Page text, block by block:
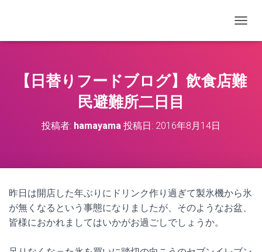
【日替りフードブログ】飲食店難
民避難所二日目
投稿者: hamayama 投稿日: 2016年8月14日
昨日は開店した年ぶりにドリンク作り過ぎて製氷機から氷
が無くなるという事態になりましたが、そのようなお盆、
皆様におかれましてはいかがお過ごしでしょうか。